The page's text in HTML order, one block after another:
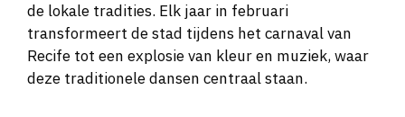
de lokale tradities. Elk jaar in februari
transformeert de stad tijdens het carnaval van
Recife tot een explosie van kleur en muziek, waar
deze traditionele dansen centraal staan.